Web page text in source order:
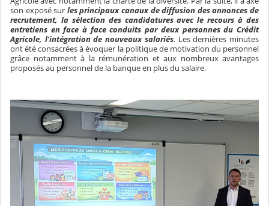
son exposé sur les principaux canaux de diffusion des annonces de
recrutement, la sélection des candidatures avec le recours à des
entretiens en face à face conduits par deux personnes du Crédit
Agricole, l’intégration de nouveaux salariés. Les dernières minutes
ont été consacrées à évoquer la politique de motivation du personnel
grâce notamment à la rémunération et aux nombreux avantages
proposés au personnel de la banque en plus du salaire.